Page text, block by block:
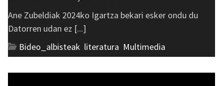
Ane Zubeldiak 2024ko Igartza bekari esker ondu du
Datorren udan ez [...]
Bideo_albisteak literatura Multimedia